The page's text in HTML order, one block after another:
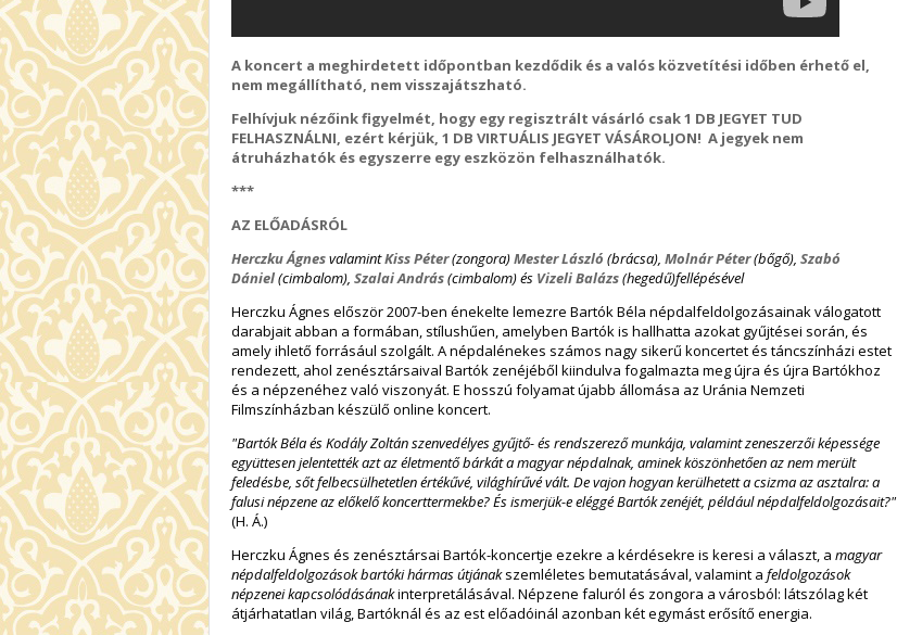
A koncert a meghirdetett időpontban kezdődik és a valós közvetítési időben érhető el,
nem megállítható, nem visszajátszható.
Felhívjuk nézőink figyelmét, hogy egy regisztrált vásárló csak 1 DB JEGYET TUD
FELHASZNÁLNI, ezért kérjük, 1 DB VIRTUÁLIS JEGYET VÁSÁROLJON! A jegyek nem
átruházhatók és egyszerre egy eszközön felhasználhatók.
***
AZ ELŐADÁSRÓL
Herczku ÁgnesvalamintKiss Péter(zongora)Mester László (brácsa), Molnár Péter(bőgő), Szabó
Dániel(cimbalom), Szalai András(cimbalom)és Vizeli Balázs(hegedű)fellépésével
Herczku Ágnes először 2007-ben énekelte lemezre Bartók Béla népdalfeldolgozásainak válogatott
darabjait abban a formában, stílushűen, amelyben Bartók is hallhatta azokat gyűjtései során, és
amely ihlető forrásául szolgált. A népdalénekes számos nagy sikerű koncertet és táncszínházi estet
rendezett, ahol zenésztársaival Bartók zenéjéből kiindulva fogalmazta meg újra és újra Bartókhoz
és a népzenéhez való viszonyát. E hosszú folyamat újabb állomása az Uránia Nemzeti
Filmszínházban készülő online koncert.
"Bartók Béla és Kodály Zoltán szenvedélyes gyűjtő- és rendszerező munkája, valamint zeneszerzői képessége
együttesen jelentették azt az életmentő bárkát a magyar népdalnak, aminek köszönhetően az nem merült
feledésbe, sőt felbecsülhetetlen értékűvé, világhírűvé vált. De vajon hogyan kerülhetett a csizma az asztalra: a
falusi népzene az előkelő koncerttermekbe? És ismerjük-e eléggé Bartók zenéjét, például népdalfeldolgozásait?"
(H. Á.)
Herczku Ágnes és zenésztársai Bartók-koncertje ezekre a kérdésekre is keresi a választ, a magyar
népdalfeldolgozások bartóki hármas útjánakszemléletes bemutatásával, valamint a feldolgozások
népzenei kapcsolódásánakinterpretálásával. Népzene faluról és zongora a városból: látszólag két
átjárhatatlan világ, Bartóknál és az est előadóinál azonban két egymást erősítő energia.